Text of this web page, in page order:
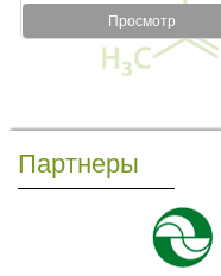
Просмотр
Партнеры